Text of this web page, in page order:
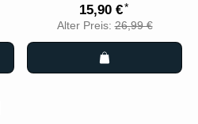
15,90 €*
Alter Preis:26,99 €